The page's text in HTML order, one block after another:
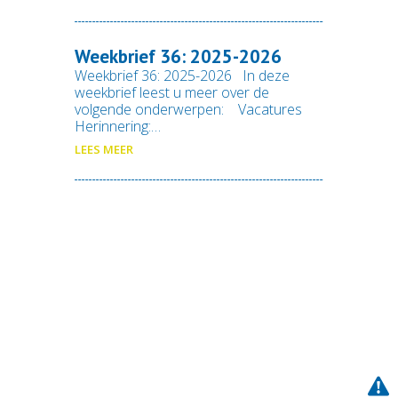
Weekbrief 36: 2025-2026
Weekbrief 36: 2025-2026 In deze
weekbrief leest u meer over de
volgende onderwerpen: Vacatures
Herinnering:…
LEES MEER